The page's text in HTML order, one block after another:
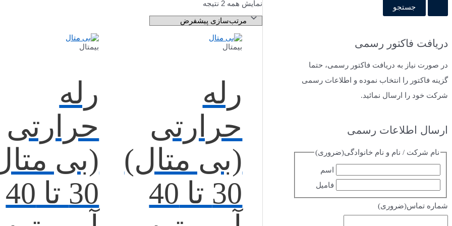
دریافت فاکتور رسمی
در صورت نیاز به دریافت فاکتور رسمی، حتما
گزینه فاکتور را انتخاب نموده و اطلاعات رسمی
شرکت خود را ارسال نمائید.
ارسال اطلاعات رسمی
نام شرکت / نام و نام خانوادگی(ضروری)
اسم
فامیل
شماره تماس(ضروری)
نمایش همه 2 نتیجه
بیمتال
رله
حرارتی
(بی متال)
30 تا 40
بیمتال
رله
حرارتی
(بی
30 تا 40